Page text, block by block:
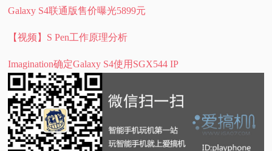
Galaxy S4联通版售价曝光5899元
【视频】S Pen工作原理分析
Imagination确定Galaxy S4使用SGX544 IP